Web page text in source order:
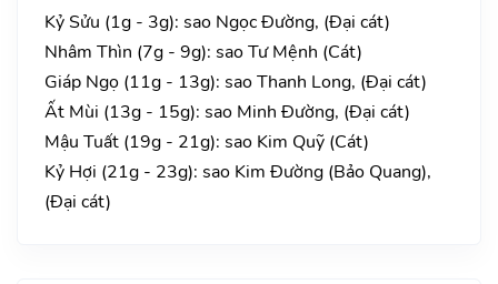
Kỷ Sửu (1g - 3g): sao Ngọc Đường, (Đại cát)
Nhâm Thìn (7g - 9g): sao Tư Mệnh (Cát)
Giáp Ngọ (11g - 13g): sao Thanh Long, (Đại cát)
Ất Mùi (13g - 15g): sao Minh Đường, (Đại cát)
Mậu Tuất (19g - 21g): sao Kim Quỹ (Cát)
Kỷ Hợi (21g - 23g): sao Kim Đường (Bảo Quang),
(Đại cát)